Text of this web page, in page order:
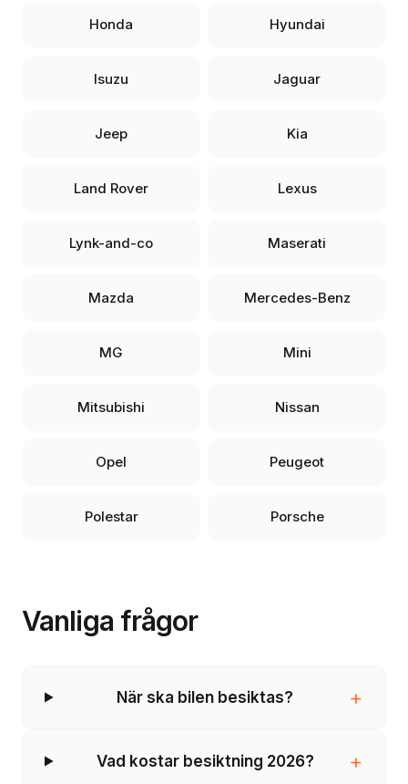
Honda Hyundai
Isuzu Jaguar
Jeep Kia
Land Rover Lexus
Lynk-and-co Maserati
Mazda Mercedes-Benz
MG Mini
Mitsubishi Nissan
Opel Peugeot
Polestar Porsche
Vanliga frågor
När ska bilen besiktas? +
Vad kostar besiktning 2026? +